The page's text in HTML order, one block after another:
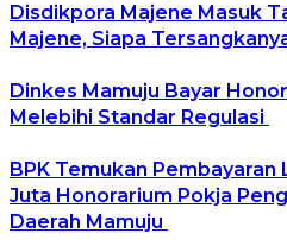
Disdikpora Majene Masuk
Majene, Siapa
Dinkes Mamuju Bayar
Melebihi Standar Regulasi
BPK Temukan Pembayaran
Juta Honorarium Pokja
Daerah Mamuju